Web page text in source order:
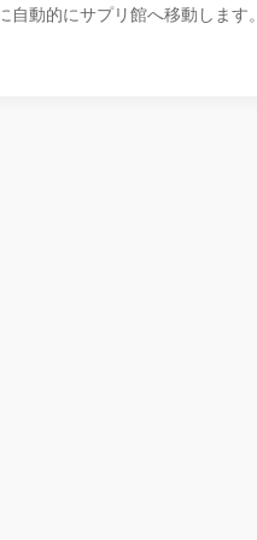
自動的にサプリ館へ移動します。